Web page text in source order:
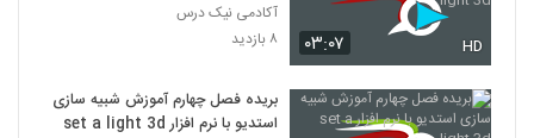
۰۳:۰۷ HD
آکادمی نیک درس
۸ بازدید
بریده فصل چهارم آموزش شبیه سازی
استدیو با نرم افزار set a light 3d